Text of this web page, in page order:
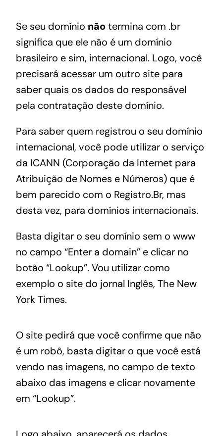
Se seu domínio nãotermina com .br
significa que ele não é um domínio
brasileiro e sim, internacional. Logo, você
precisará acessar um outro site para
saber quais os dados do responsável
pela contratação deste domínio.
Para saber quem registrou o seu domínio
internacional, você pode utilizar o serviço
da ICANN (Corporação da Internet para
Atribuição de Nomes e Números) que é
bem parecido com o Registro.Br, mas
desta vez, para domínios internacionais.
Basta digitar o seu domínio sem o www
no campo “Enter a domain” e clicar no
botão “Lookup”. Vou utilizar como
exemplo o site do jornal Inglês, The New
York Times.
O site pedirá que você confirme que não
é um robô, basta digitar o que você está
vendo nas imagens, no campo de texto
abaixo das imagens e clicar novamente
em “Lookup”.